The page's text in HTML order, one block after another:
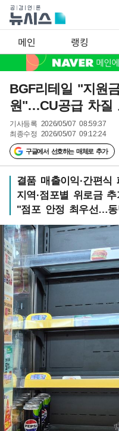
메인 랭킹
BGF리테일 "지원
원"…CU공급 차질
기사등록 2026/05/07 08:59:37
최종수정 2026/05/07 09:12:24
구글에서 선호하는 매체로 추가
결품 매출이익·간편식
지역·점포별 위로금
"점포 안정 최우선…